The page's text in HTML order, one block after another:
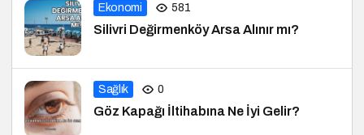
Ekonomi 581
Silivri Değirmenköy Arsa Alınır mı?
Sağlık 0
Göz Kapağı İltihabına Ne İyi Gelir?